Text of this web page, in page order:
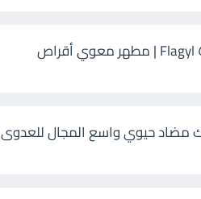
فلاجيل ٥٠٠ Flagyl | مطهر معوي أقراص
مضاد حيوي واسع المجال للعدوى